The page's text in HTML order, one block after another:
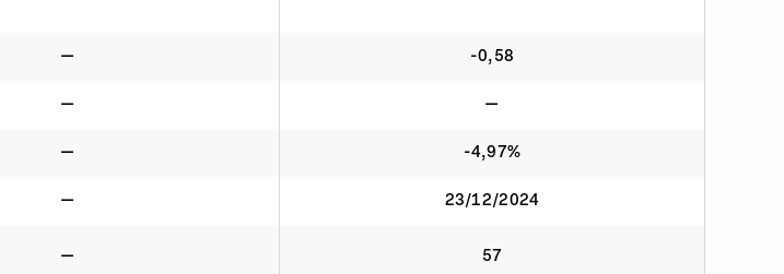
— -0,58
— —
— -4,97%
— 23/12/2024
— 57